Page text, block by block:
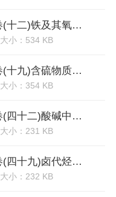
高三化学课下巩固精练卷(十二)铁及其氧化物Fe(OH)2和Fe(OH)3
大小：534 KB
高三化学课下巩固精练卷(十九)含硫物质的转化
大小：354 KB
高三化学课下巩固精练卷(四十二)酸碱中和滴定及拓展应用
大小：231 KB
高三化学课下巩固精练卷(四十九)卤代烃醇酚
大小：232 KB